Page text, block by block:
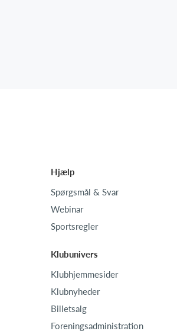
Hjælp
Spørgsmål & Svar
Webinar
Sportsregler
Klubunivers
Klubhjemmesider
Klubnyheder
Billetsalg
Foreningsadministration